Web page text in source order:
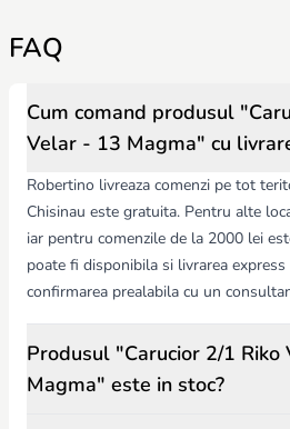
FAQ
Cum comand produsul
Velar - 13 Magma" cu
Robertino livreaza comenzi pe tot
Chisinau este gratuita. Pentru alte
iar pentru comenzile de la 2000 lei
poate fi disponibila si livrarea
confirmarea prealabila cu un
Produsul "Carucior 2/1 Riko
Magma" este in stoc?